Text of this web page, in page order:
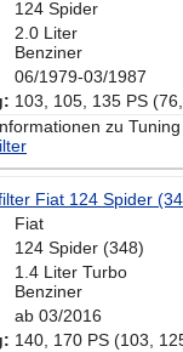
124 Spider
2.0 Liter
Benziner
06/1979-03/1987
103, 105, 135 PS
zu
Fiat 124 Spider
Fiat
124 Spider (348)
1.4 Liter Turbo
Benziner
ab 03/2016
140, 170 PS (103,